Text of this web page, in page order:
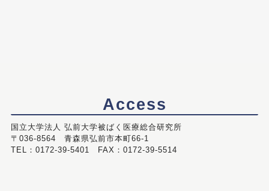
Access
国立大学法人 弘前大学被ばく医療総合研究所
〒036-8564 青森県弘前市本町66-1
TEL：0172-39-5401 FAX：0172-39-5514